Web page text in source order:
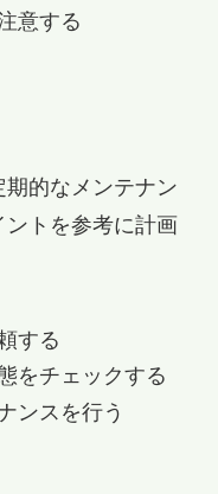
意する
的なメンテナン
ントを参考に計画
する
をチェックする
ンスを行う